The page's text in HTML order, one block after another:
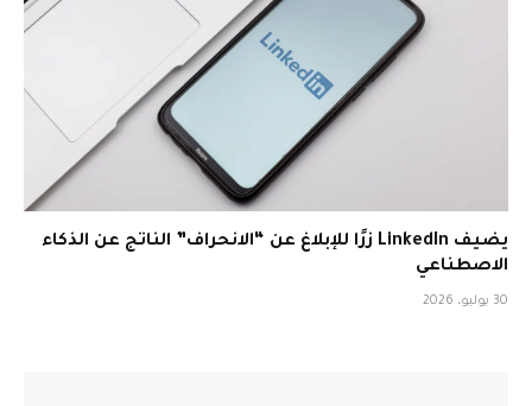
يضيف LinkedIn زرًا للإبلاغ عن “الانحراف” الناتج عن الذكاء
الاصطناعي
30 يوليو، 2026